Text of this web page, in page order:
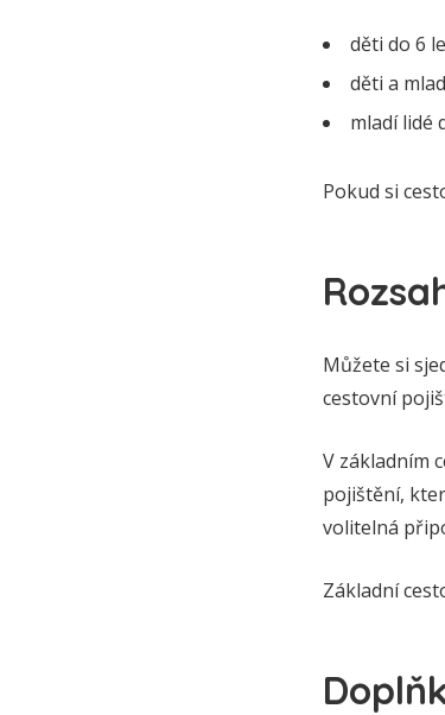
děti do 6
děti a
mladí lidé
Pokud si
Můžete si
cestovní
V základním
pojištění,
volitelná
Základní